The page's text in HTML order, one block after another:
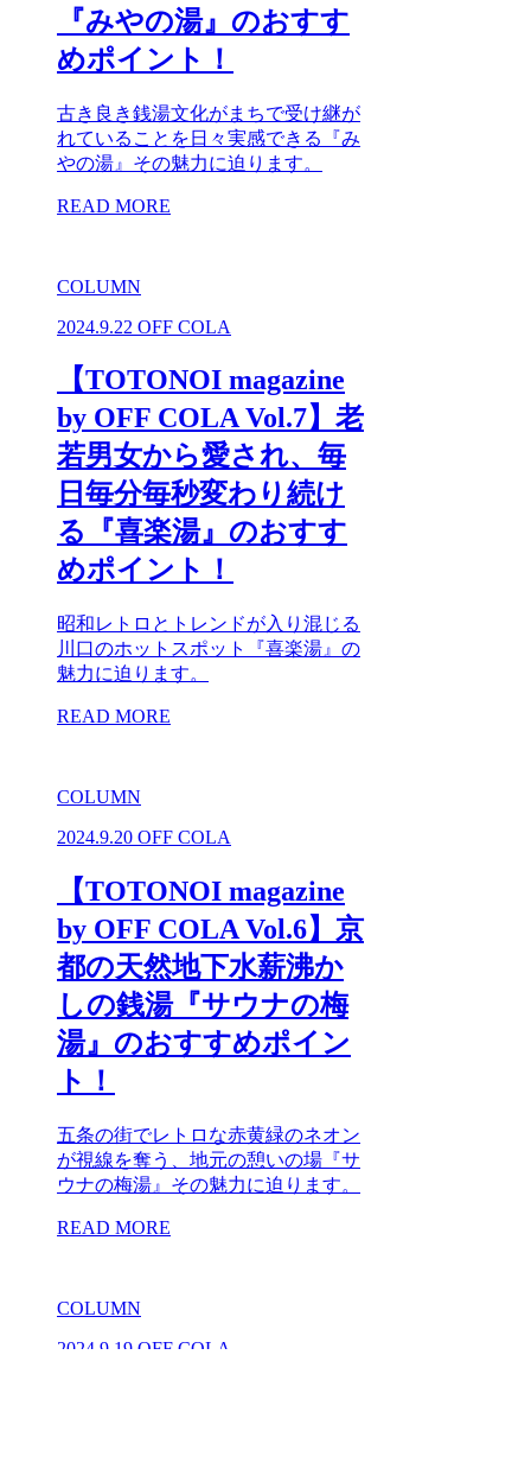
『みやの湯』のおすす
めポイント！
古き良き銭湯文化がまちで受け継が
れていることを日々実感できる『み
やの湯』その魅力に迫ります。
READ MORE
COLUMN
2024.9.22 OFF COLA
【TOTONOI magazine
by OFF COLA Vol.7】老
若男女から愛され、毎
日毎分毎秒変わり続け
る『喜楽湯』のおすす
めポイント！
昭和レトロとトレンドが入り混じる
川口のホットスポット『喜楽湯』の
魅力に迫ります。
READ MORE
COLUMN
2024.9.20 OFF COLA
【TOTONOI magazine
by OFF COLA Vol.6】京
都の天然地下水薪沸か
しの銭湯『サウナの梅
湯』のおすすめポイン
ト！
五条の街でレトロな赤黄緑のネオン
が視線を奪う、地元の憩いの場『サ
ウナの梅湯』その魅力に迫ります。
READ MORE
COLUMN
2024.9.19 OFF COLA